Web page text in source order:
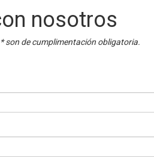
nosotros
son de cumplimentación obligatoria.